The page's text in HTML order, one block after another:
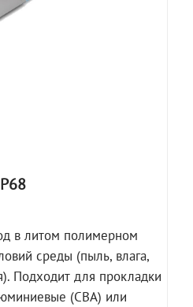
в литом полимерном
среды (пыль, влага,
Подходит для прокладки
(СВА) или